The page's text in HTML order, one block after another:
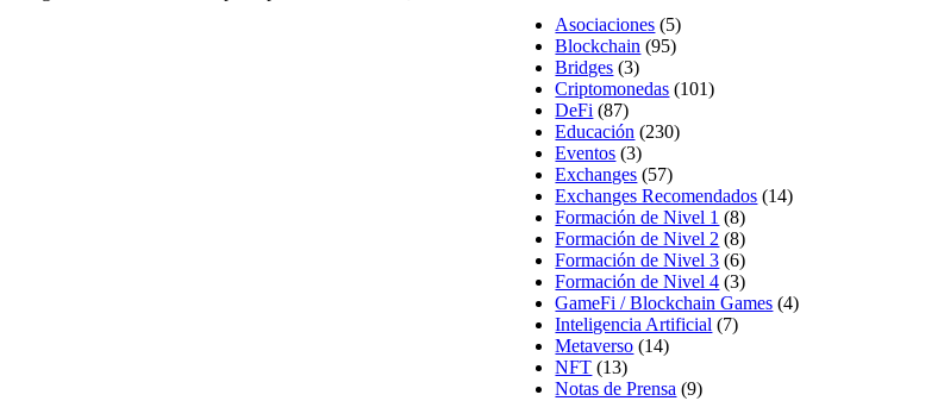
Asociaciones (5)
Blockchain (95)
Bridges (3)
Criptomonedas (101)
DeFi (87)
Educación (230)
Eventos (3)
Exchanges (57)
Exchanges Recomendados (14)
Formación de Nivel 1 (8)
Formación de Nivel 2 (8)
Formación de Nivel 3 (6)
Formación de Nivel 4 (3)
GameFi / Blockchain Games (4)
Inteligencia Artificial (7)
Metaverso (14)
NFT (13)
Notas de Prensa (9)